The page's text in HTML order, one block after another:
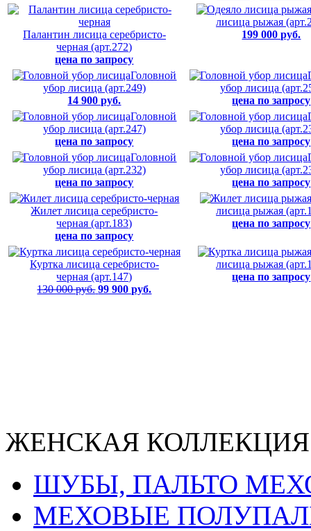
Палантин лисица серебристо-
черная (арт.272)
цена по запросу
лисица рыжая
199 000 руб.
Головной
убор лисица (арт.249)
14 900 руб.
убор лисица
цена по запросу
Головной
убор лисица (арт.247)
цена по запросу
убор лисица
цена по запросу
Головной
убор лисица (арт.232)
цена по запросу
убор лисица
цена по запросу
Жилет лисица серебристо-
черная (арт.183)
цена по запросу
лисица рыжая
цена по запросу
Куртка лисица серебристо-
черная (арт.147)
130 000 руб. 99 900 руб.
лисица рыжая
цена по запросу
ЖЕНСКАЯ КОЛЛЕКЦИЯ
ШУБЫ, ПАЛЬТО
МЕХОВЫЕ